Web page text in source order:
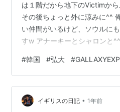
は１階だから地下のVictimか
その後ちょっと外に涼みに^^
い仲間がいるけど、ソウルに
すw アナーキーとシャロンと
ってきたPOGO ATTACKのイ
www こいつライブ前もライ
っ払ってたしwwwwww さー
トリ前のお次は大人気の「
#韓国 #弘大 #
イギリスの日記 • 1年前